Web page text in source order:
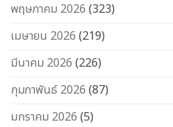
พฤษภาคม 2026 (323)
เมษายน 2026 (219)
มีนาคม 2026 (226)
กุมภาพันธ์ 2026 (87)
มกราคม 2026 (5)